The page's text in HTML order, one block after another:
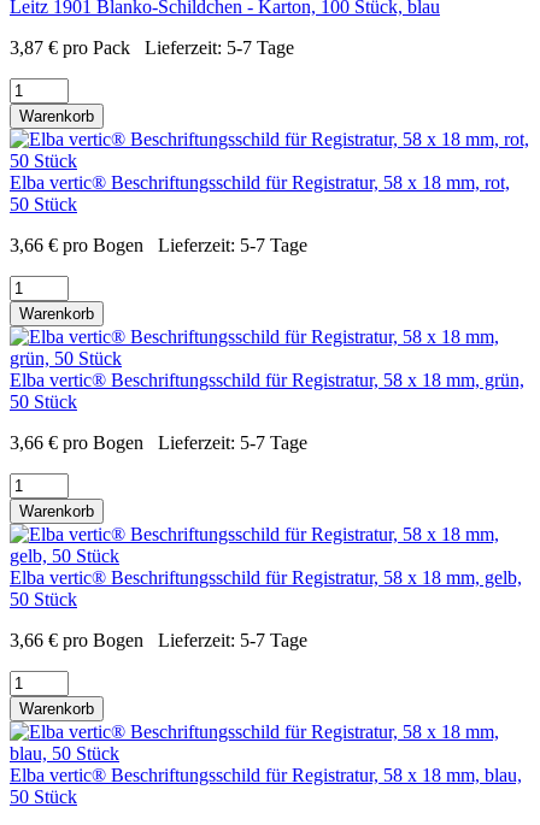
Leitz 1901 Blanko-Schildchen - Karton, 100 Stück, blau
3,87 € pro Pack Lieferzeit: 5-7 Tage
Warenkorb
Elba vertic® Beschriftungsschild für Registratur, 58 x 18 mm, rot,
50 Stück
3,66 € pro Bogen Lieferzeit: 5-7 Tage
Warenkorb
Elba vertic® Beschriftungsschild für Registratur, 58 x 18 mm, grün,
50 Stück
3,66 € pro Bogen Lieferzeit: 5-7 Tage
Warenkorb
Elba vertic® Beschriftungsschild für Registratur, 58 x 18 mm, gelb,
50 Stück
3,66 € pro Bogen Lieferzeit: 5-7 Tage
Warenkorb
Elba vertic® Beschriftungsschild für Registratur, 58 x 18 mm, blau,
50 Stück